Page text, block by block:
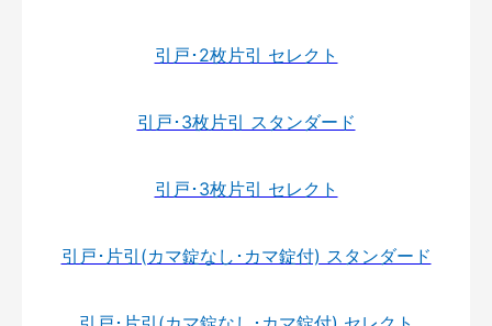
引戸･2枚片引 セレクト
引戸･3枚片引 スタンダード
引戸･3枚片引 セレクト
引戸･片引(カマ錠なし･カマ錠付) スタンダード